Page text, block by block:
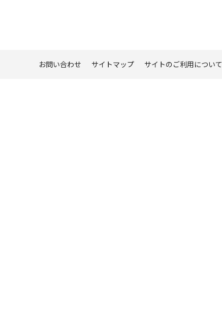
お問い合わせ サイトマップ サイトのご利用について